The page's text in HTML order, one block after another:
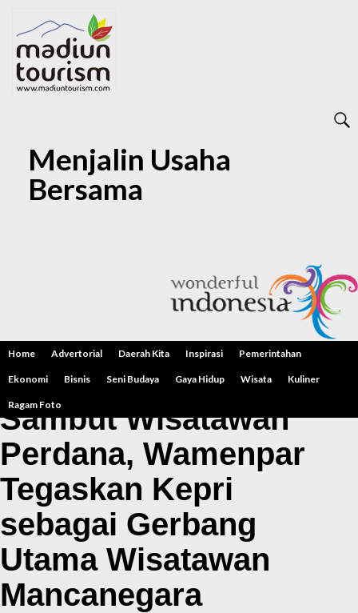
Menjalin Usaha
Bersama
Home Advertorial Daerah Kita Inspirasi Pemerintahan
Ekonomi Bisnis Seni Budaya Gaya Hidup Wisata Kuliner
Ragam Foto
Sambut Wisatawan
Perdana, Wamenpar
Tegaskan Kepri
sebagai Gerbang
Utama Wisatawan
Mancanegara